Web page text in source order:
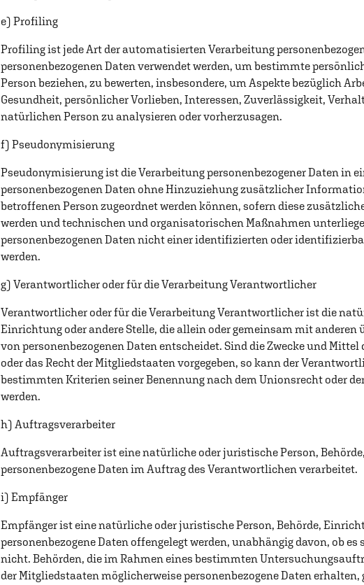
e) Profiling
Profiling ist jede Art der automatisierten Verarbeitung
personenbezogenen Daten verwendet werden, um bestimmte
Person beziehen, zu bewerten, insbesondere, um Aspekte bezüglich
Gesundheit, persönlicher Vorlieben, Interessen, Zuverlässigkeit,
natürlichen Person zu analysieren oder vorherzusagen.
f) Pseudonymisierung
Pseudonymisierung ist die Verarbeitung personenbezogener Daten in
personenbezogenen Daten ohne Hinzuziehung zusätzlicher
betroffenen Person zugeordnet werden können, sofern diese
werden und technischen und organisatorischen Maßnahmen
personenbezogenen Daten nicht einer identifizierten oder
werden.
g) Verantwortlicher oder für die Verarbeitung Verantwortlicher
Verantwortlicher oder für die Verarbeitung Verantwortlicher ist die
Einrichtung oder andere Stelle, die allein oder gemeinsam mit anderen
von personenbezogenen Daten entscheidet. Sind die Zwecke und
oder das Recht der Mitgliedstaaten vorgegeben, so kann der
bestimmten Kriterien seiner Benennung nach dem Unionsrecht oder
werden.
h) Auftragsverarbeiter
Auftragsverarbeiter ist eine natürliche oder juristische Person,
personenbezogene Daten im Auftrag des Verantwortlichen verarbeitet.
i) Empfänger
Empfänger ist eine natürliche oder juristische Person, Behörde,
personenbezogene Daten offengelegt werden, unabhängig davon, ob
nicht. Behörden, die im Rahmen eines bestimmten
der Mitgliedstaaten möglicherweise personenbezogene Daten